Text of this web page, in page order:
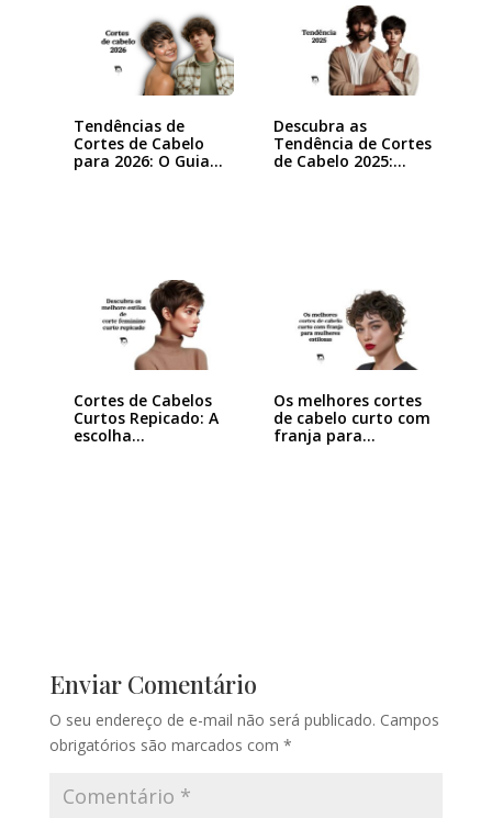
Tendências de
Cortes de Cabelo
para 2026: O Guia…
Descubra as
Tendência de Cortes
de Cabelo 2025:…
Cortes de Cabelos
Curtos Repicado: A
escolha…
Os melhores cortes
de cabelo curto com
franja para…
Enviar Comentário
O seu endereço de e-mail não será publicado. Campos
obrigatórios são marcados com *